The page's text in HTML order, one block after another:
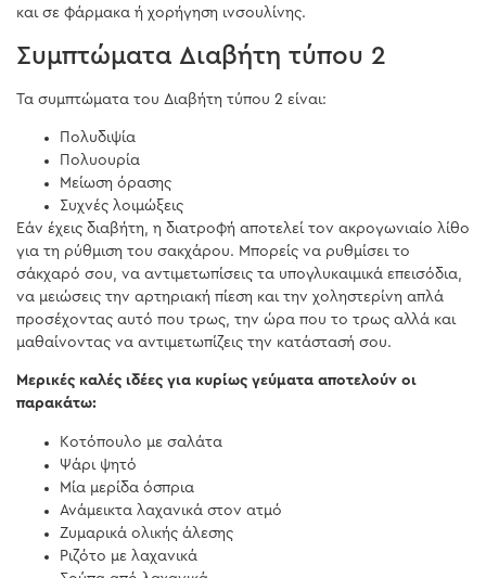
και σε φάρμακα ή χορήγηση ινσουλίνης.
Συμπτώματα Διαβήτη τύπου 2
Τα συμπτώματα του Διαβήτη τύπου 2 είναι:
Πολυδιψία
Πολυουρία
Μείωση όρασης
Συχνές λοιμώξεις
Εάν έχεις διαβήτη, η διατροφή αποτελεί τον ακρογωνιαίο λίθο
για τη ρύθμιση του σακχάρου. Μπορείς να ρυθμίσει το
σάκχαρό σου, να αντιμετωπίσεις τα υπογλυκαιμικά επεισόδια,
να μειώσεις την αρτηριακή πίεση και την χοληστερίνη απλά
προσέχοντας αυτό που τρως, την ώρα που το τρως αλλά και
μαθαίνοντας να αντιμετωπίζεις την κατάστασή σου.
Μερικές καλές ιδέες για κυρίως γεύματα αποτελούν οι
παρακάτω:
Κοτόπουλο με σαλάτα
Ψάρι ψητό
Μία μερίδα όσπρια
Ανάμεικτα λαχανικά στον ατμό
Ζυμαρικά ολικής άλεσης
Ριζότο με λαχανικά